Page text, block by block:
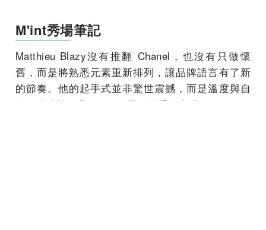
M'int秀場筆記
Matthieu Blazy沒有推翻 Chanel，也沒有只做懷
舊，而是將熟悉元素重新排列，讓品牌語言有了新
的節奏。他的起手式並非驚世震撼，而是溫度與自
信，這或許正是 Chanel 需要的重啟方式。